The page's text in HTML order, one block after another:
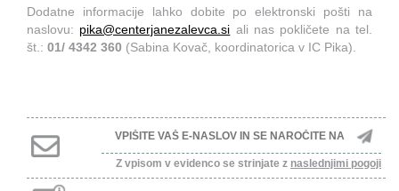
Dodatne informacije lahko dobite po elektronski pošti na
naslovu: pika@centerjanezalevca.si ali nas pokličete na tel.
št.: 01/ 4342 360 (Sabina Kovač, koordinatorica v IC Pika).
Z vpisom v evidenco se strinjate z naslednjimi pogoji